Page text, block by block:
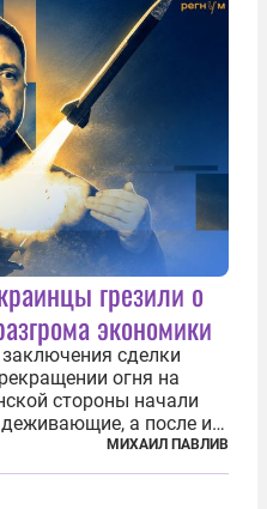
грезили о
экономики
сделки
огня на
стороны начали
а после и
про некий «перелом»
первых лиц
МИХАИЛ ПАВЛИВ